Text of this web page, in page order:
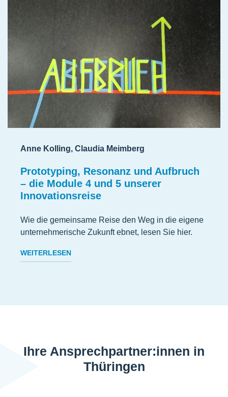
Anne Kolling, Claudia Meimberg
Prototyping, Resonanz und Aufbruch
– die Module 4 und 5 unserer
Innovationsreise
Wie die gemeinsame Reise den Weg in die eigene
unternehmerische Zukunft ebnet, lesen Sie hier.
WEITERLESEN
Ihre Ansprechpartner:innen in
Thüringen